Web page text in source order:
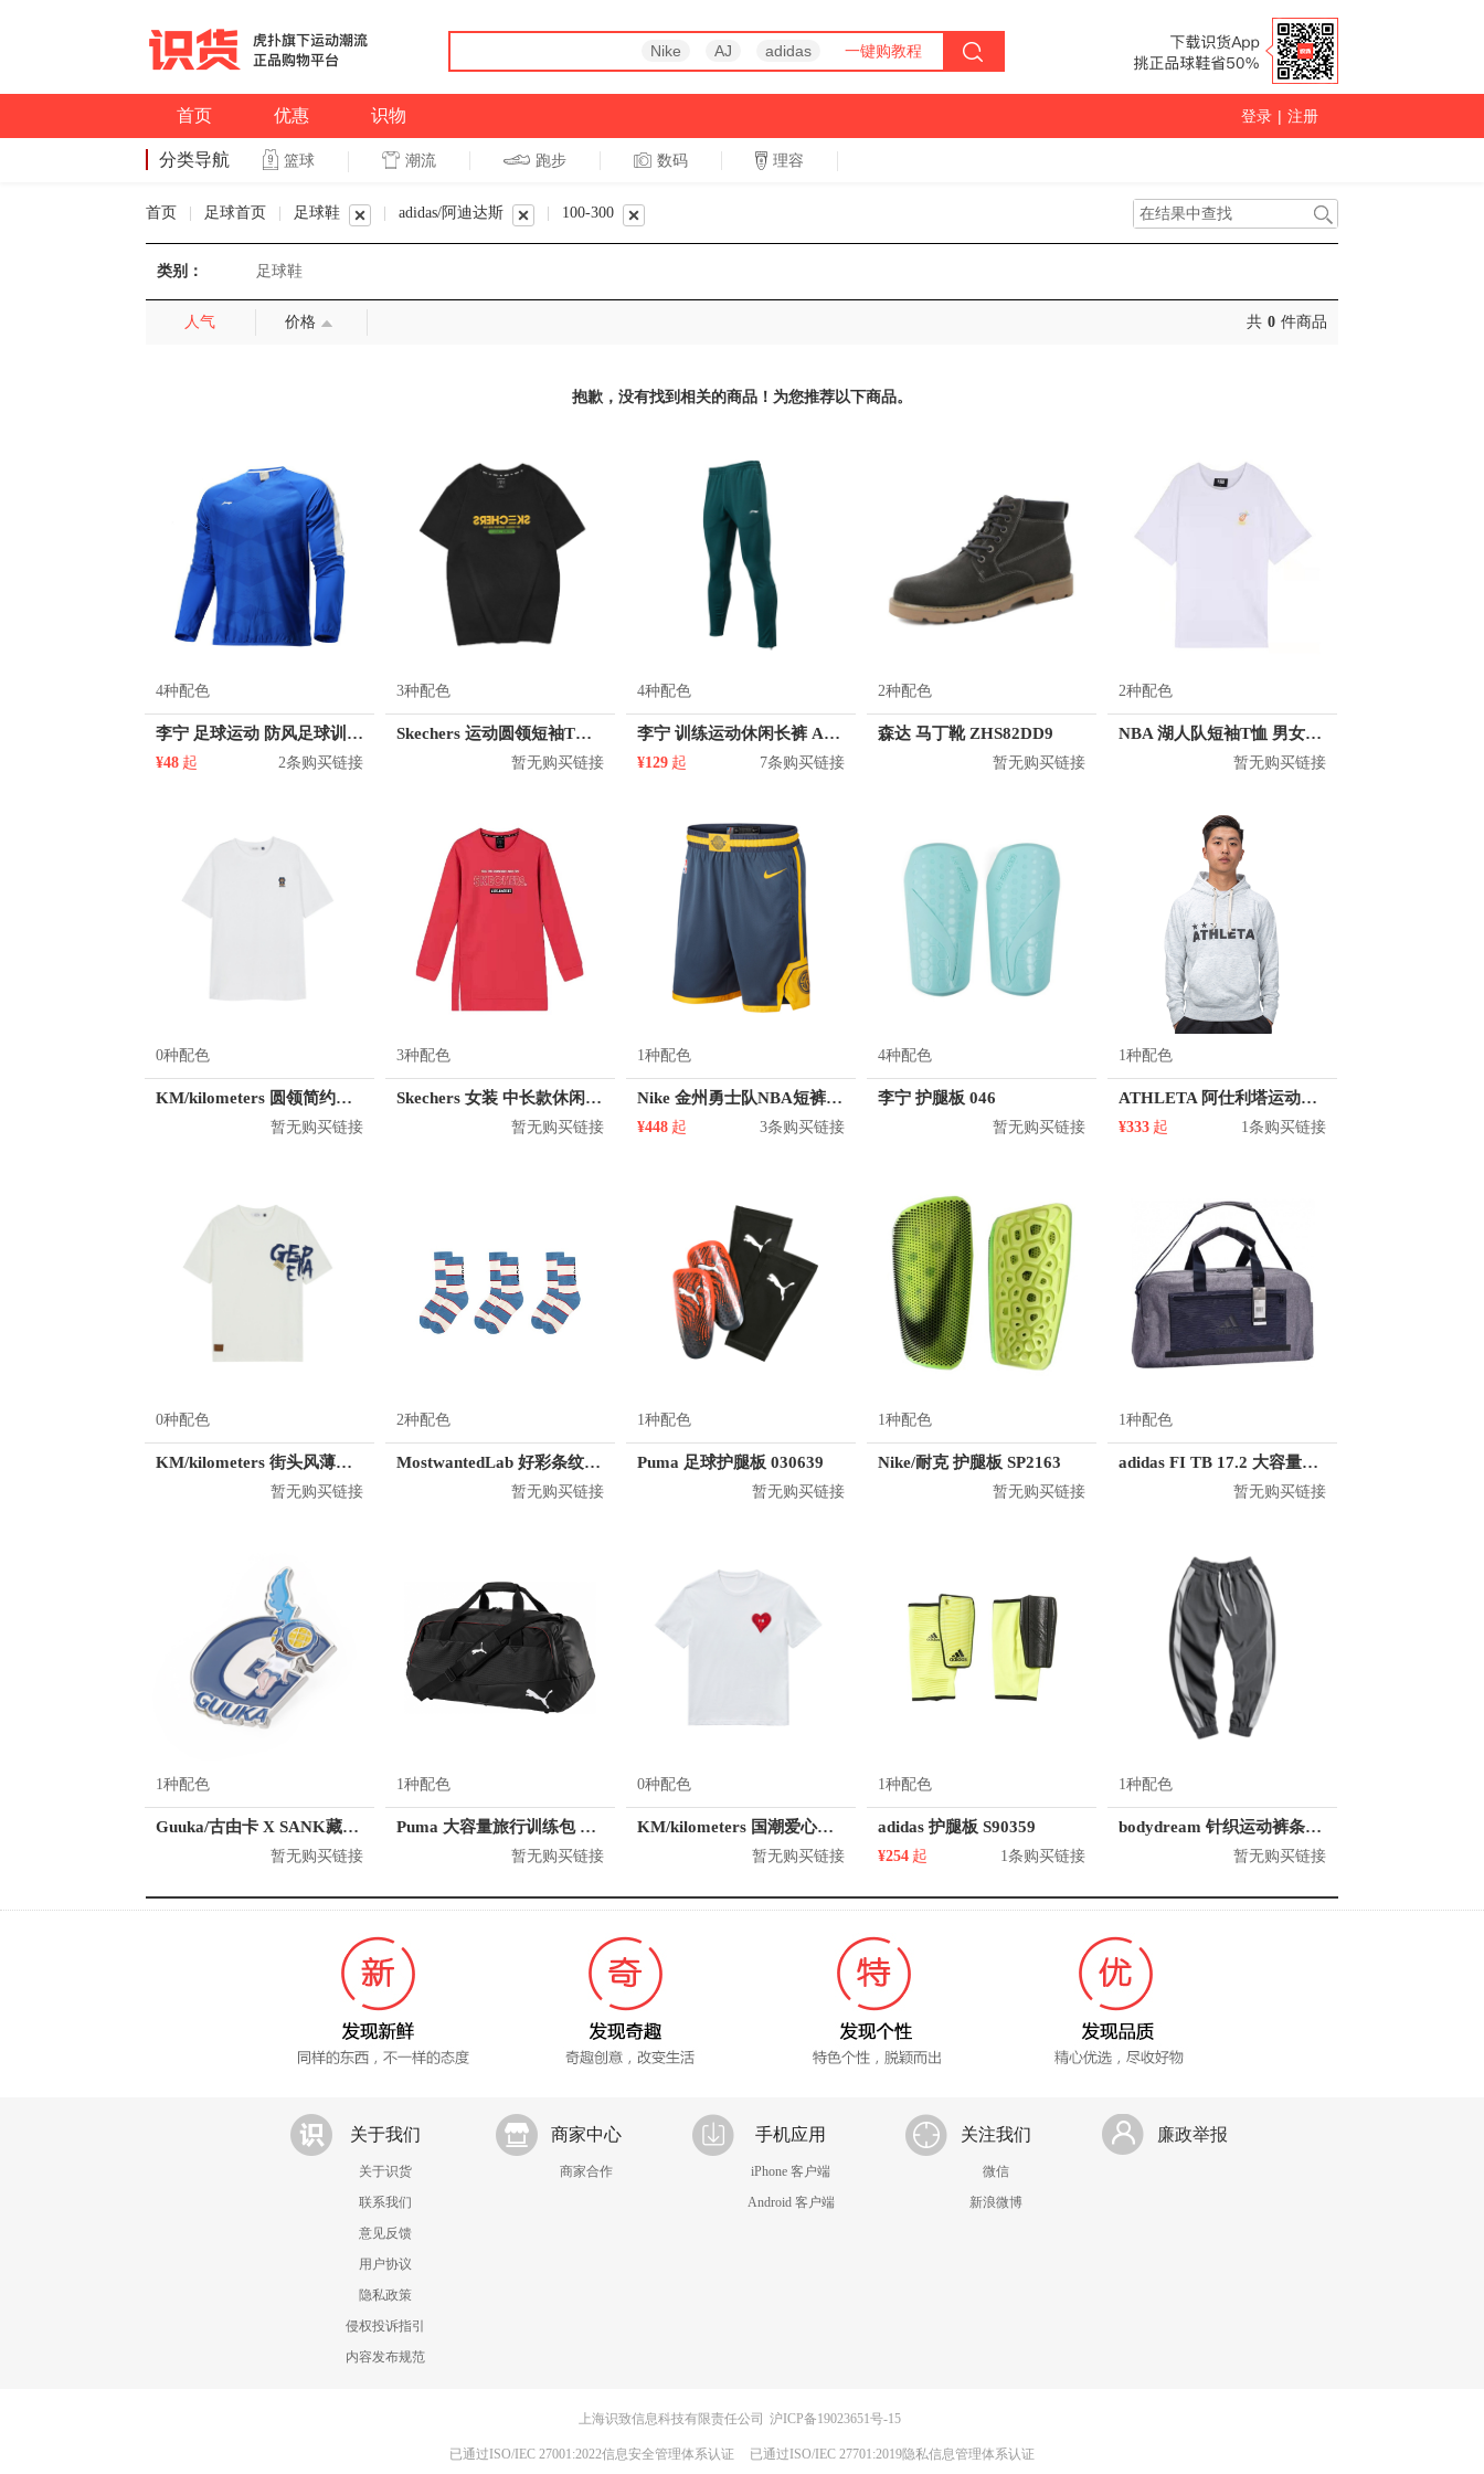
Nike AJ adidas 一键购教程
首页 优惠 识物 登录 | 注册
分类导航 篮球 潮流 跑步 数码 理容
首页 足球首页 足球鞋 adidas/阿迪达斯 100-300
类别： 足球鞋
人气 价格 共 0 件商品
抱歉，没有找到相关的商品！为您推荐以下商品。
4种配色
李宁 足球运动 防风足球训练长袖T恤 AFDM213
¥48 起 2条购买链接
3种配色
Skechers 运动圆领短袖T恤 男女同款 L221U062
暂无购买链接
4种配色
李宁 训练运动休闲长裤 AKLN151
¥129 起 7条购买链接
2种配色
森达 马丁靴 ZHS82DD9
暂无购买链接
2种配色
NBA 湖人队短袖T恤 男女同款 N212TS052P
暂无购买链接
0种配色
KM/kilometers 圆领简约短袖T恤 M2X2108073
暂无购买链接
3种配色
Skechers 女装 中长款休闲运动卫衣 L120W004
暂无购买链接
1种配色
Nike 金州勇士队NBA短裤 912102
¥448 起 3条购买链接
4种配色
李宁 护腿板 046
暂无购买链接
1种配色
ATHLETA 阿仕利塔运动训练套头连帽卫衣 03313
¥333 起 1条购买链接
0种配色
KM/kilometers 街头风薄款印花短袖T恤 男女同款 M2X2108248
暂无购买链接
2种配色
MostwantedLab 好彩条纹袜子套装 MWL
暂无购买链接
1种配色
Puma 足球护腿板 030639
暂无购买链接
1种配色
Nike/耐克 护腿板 SP2163
暂无购买链接
1种配色
adidas FI TB 17.2 大容量旅行训练包 BS1010
暂无购买链接
1种配色
Guuka/古由卡 X SANK藏克 联名金属胸章 R2410
暂无购买链接
1种配色
Puma 大容量旅行训练包 074906
暂无购买链接
0种配色
KM/kilometers 国潮爱心短袖T恤 M2X2108466
暂无购买链接
1种配色
adidas 护腿板 S90359
¥254 起 1条购买链接
1种配色
bodydream 针织运动裤条纹收口长裤 男女同款 TM20C290
暂无购买链接
关于我们
关于识货
联系我们
意见反馈
用户协议
隐私政策
侵权投诉指引
内容发布规范
商家中心
商家合作
手机应用
iPhone 客户端
Android 客户端
关注我们
微信
新浪微博
廉政举报
上海识致信息科技有限责任公司 沪ICP备19023651号-15
已通过ISO/IEC 27001:2022信息安全管理体系认证 已通过ISO/IEC 27701:2019隐私信息管理体系认证